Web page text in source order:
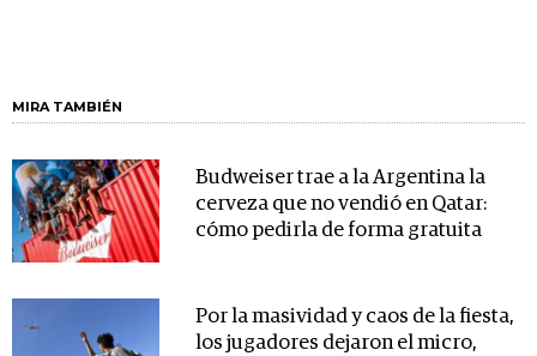
MIRA TAMBIÉN
Budweiser trae a la Argentina la
cerveza que no vendió en Qatar:
cómo pedirla de forma gratuita
Por la masividad y caos de la fiesta,
los jugadores dejaron el micro,